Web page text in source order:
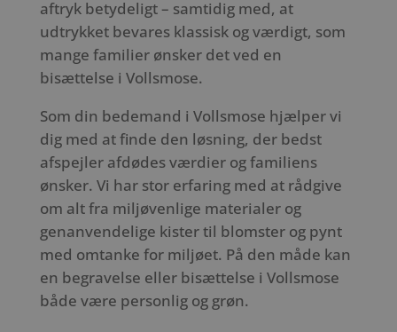
aftryk betydeligt – samtidig med, at
udtrykket bevares klassisk og værdigt, som
mange familier ønsker det ved en
bisættelse i Vollsmose.
Som din bedemand i Vollsmose hjælper vi
dig med at finde den løsning, der bedst
afspejler afdødes værdier og familiens
ønsker. Vi har stor erfaring med at rådgive
om alt fra miljøvenlige materialer og
genanvendelige kister til blomster og pynt
med omtanke for miljøet. På den måde kan
en begravelse eller bisættelse i Vollsmose
både være personlig og grøn.